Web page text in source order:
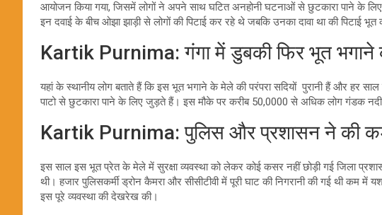
आयोजन किया गया, जिसमें लोगों ने अपने साथ घटित अनहोनी घटनाओं से छुटकारा पाने के
इन दवाई के बीच ओझा झाड़ी से लोगों की पिटाई कर रहे थे जबकि उनका दावा था की पिटाई भूत
Kartik Purnima: गंगा में डुबकी फिर भूत भगाने
यहां के स्थानीय लोग बताते हैं कि इस भूत भगाने के मेले की परंपरा सदियों पुरानी हैं और हर साल
पाटो से छुटकारा पाने के लिए जुड़ते हैं। इस मौके पर करीब 50,0000 से अधिक लोग गंडक
Kartik Purnima: पुलिस और प्रशासन ने की
इस साल इस भूत प्रेत के मेले में सुरक्षा व्यवस्था को लेकर कोई कसर नहीं छोड़ी गई जिला
थी। हजार पुलिसकर्मी ड्रोन कैमरा और सीसीटीवी में पूरी घाट की निगरानी की गई थी कम में
इस पूरे व्यवस्था की देखरेख की।